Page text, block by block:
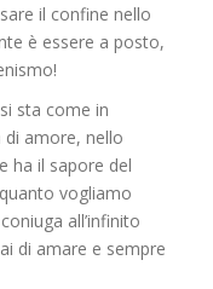
il confine nello
è essere a posto,
sta come in
amore, nello
ha il sapore del
vogliamo
all’infinito
di amare e sempre